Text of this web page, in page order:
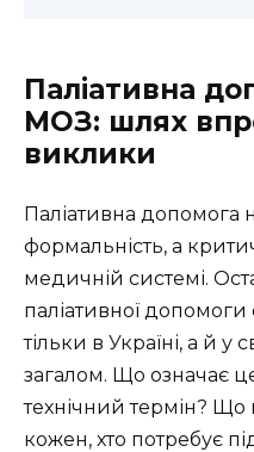
Паліативна
МОЗ: шлях
виклики
Паліативна допомога
формальність, а
медичній системі.
паліативної
тільки в Україні, а й у
загалом. Що означає
технічний термін?
кожен, хто потребує